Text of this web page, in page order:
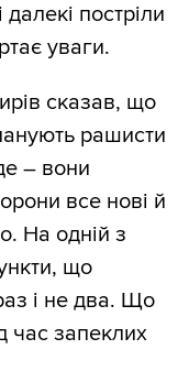
постріли
уваги.
сказав, що
рашисти
– вони
все нові й
На одній з
що
і не два. Що
час запеклих